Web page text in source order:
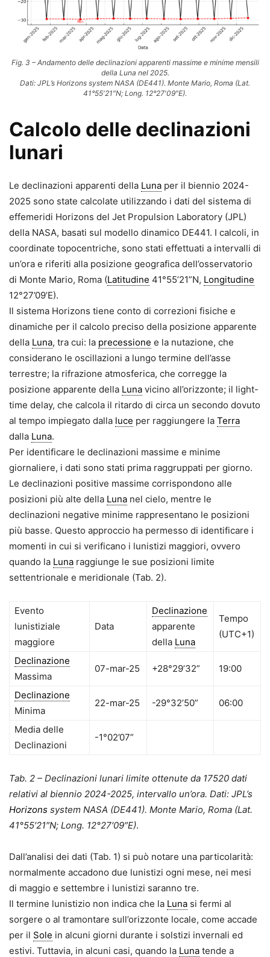
Fig. 3 – Andamento delle declinazioni apparenti massime e minime mensili
della Luna nel 2025.
Dati: JPL’s Horizons system NASA (DE441). Monte Mario, Roma (Lat.
41°55′21″N; Long. 12°27′09″E).
Calcolo delle declinazioni
lunari
Le declinazioni apparenti della Luna per il biennio 2024-
2025 sono state calcolate utilizzando i dati del sistema di
effemeridi Horizons del Jet Propulsion Laboratory (JPL)
della NASA, basati sul modello dinamico DE441. I calcoli, in
coordinate topocentriche, sono stati effettuati a intervalli di
un’ora e riferiti alla posizione geografica dell’osservatorio
di Monte Mario, Roma (Latitudine 41°55’21”N, Longitudine
12°27’09’E).
Il sistema Horizons tiene conto di correzioni fisiche e
dinamiche per il calcolo preciso della posizione apparente
della Luna, tra cui: la precessione e la nutazione, che
considerano le oscillazioni a lungo termine dell’asse
terrestre; la rifrazione atmosferica, che corregge la
posizione apparente della Luna vicino all’orizzonte; il light-
time delay, che calcola il ritardo di circa un secondo dovuto
al tempo impiegato dalla luce per raggiungere la Terra
dalla Luna.
Per identificare le declinazioni massime e minime
giornaliere, i dati sono stati prima raggruppati per giorno.
Le declinazioni positive massime corrispondono alle
posizioni più alte della Luna nel cielo, mentre le
declinazioni negative minime rappresentano le posizioni
più basse. Questo approccio ha permesso di identificare i
momenti in cui si verificano i lunistizi maggiori, ovvero
quando la Luna raggiunge le sue posizioni limite
settentrionale e meridionale (Tab. 2).
Evento
lunistiziale
maggiore
Data
Declinazione
apparente
della Luna
Tempo
(UTC+1)
Declinazione
Massima
07-mar-25 +28°29’32” 19:00
Declinazione
Minima
22-mar-25 -29°32’50” 06:00
Media delle
Declinazioni
-1°02’07”
Tab. 2 – Declinazioni lunari limite ottenute da 17520 dati
relativi al biennio 2024-2025, intervallo un’ora. Dati: JPL’s
Horizons system NASA (DE441). Monte Mario, Roma (Lat.
41°55′21″N; Long. 12°27′09″E).
Dall’analisi dei dati (Tab. 1) si può notare una particolarità:
normalmente accadono due lunistizi ogni mese, nei mesi
di maggio e settembre i lunistizi saranno tre.
Il termine lunistizio non indica che la Luna si fermi al
sorgere o al tramontare sull’orizzonte locale, come accade
per il Sole in alcuni giorni durante i solstizi invernali ed
estivi. Tuttavia, in alcuni casi, quando la Luna tende a